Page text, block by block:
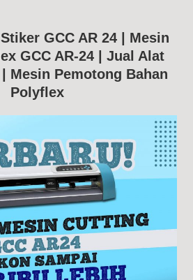
GCC AR 24 | Mesin
GCC AR-24 | Jual Alat
Mesin Pemotong Bahan
Polyflex